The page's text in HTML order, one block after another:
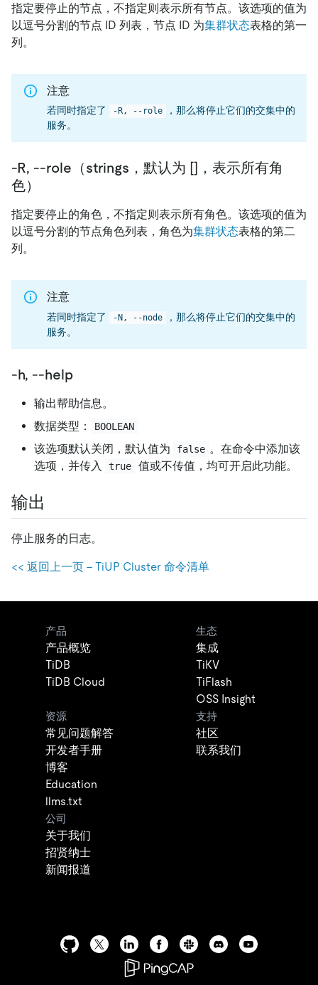
指定要停止的节点，不指定则表示所有节点。该选项的值为
以逗号分割的节点 ID 列表，节点 ID 为集群状态表格的第一
列。
注意
若同时指定了 -R, --role
，那么将停止它们的交集中的
服务。
-R, --role（strings，默认为 []，表示所有角
色）
指定要停止的角色，不指定则表示所有角色。该选项的值为
以逗号分割的节点角色列表，角色为集群状态表格的第二
列。
注意
若同时指定了 -N, --node
，那么将停止它们的交集中的
服务。
-h, --help
输出帮助信息。
数据类型：
BOOLEAN
该选项默认关闭，默认值为 false 。在命令中添加该
选项，并传入
true 值或不传值，均可开启此功能。
输出
停止服务的日志。
<< 返回上一页 - TiUP Cluster 命令清单
产品
产品概览
TiDB
TiDB Cloud
生态
集成
TiKV
TiFlash
OSS Insight
资源
常见问题解答
开发者手册
博客
Education
llms.txt
支持
社区
联系我们
公司
关于我们
招贤纳士
新闻报道